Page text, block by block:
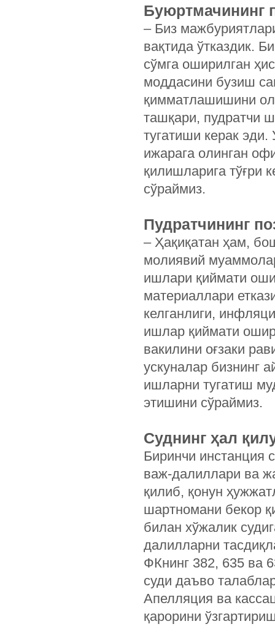
Буюртмачининг
– Биз
вақтида ўтказдик.
сўмга оширилган
моддасини бузиш
қимматлашишини
ташқари, пудратчи
тугатиши керак
ижарага олинган
қилишларига тўғри
сўраймиз.
Пудратчининг
– Ҳақиқатан ҳам,
молиявий
ишлари қиймати
материаллари
келганлиги,
ишлар қиймати
вакилини оғзаки
ускуналар бизнинг
ишларни тугатиш
этишини сўраймиз.
Суднинг ҳал
Биринчи инстанция
важ-далиллари ва
қилиб, қонун
шартномани бекор
билан хўжалик
далилларни
ФКнинг 382, 635 ва
суди даъво
Апелляция ва
қарорини